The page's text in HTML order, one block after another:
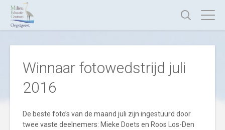
Winnaar fotowedstrijd juli
2016
De beste foto’s van de maand juli zijn ingestuurd door
twee vaste deelnemers: Mieke Doets en Roos Los-Den